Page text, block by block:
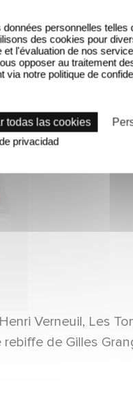
Verneuil, Les
de Gilles
personnelles telles
des cookies pour
l'évaluation de nos
opposer au traitement
via notre politique de
todas las cookies
privacidad